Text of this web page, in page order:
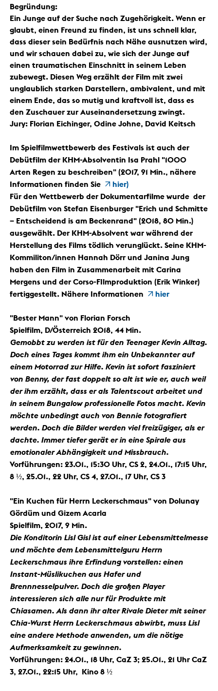
Begründung:
Ein Junge auf der Suche nach Zugehörigkeit. Wenn er
glaubt, einen Freund zu finden, ist uns schnell klar,
dass dieser sein Bedürfnis nach Nähe ausnutzen wird,
und wir schauen dabei zu, wie sich der Junge auf
einen traumatischen Einschnitt in seinem Leben
zubewegt. Diesen Weg erzählt der Film mit zwei
unglaublich starken Darstellern, ambivalent, und mit
einem Ende, das so mutig und kraftvoll ist, dass es
den Zuschauer zur Auseinandersetzung zwingt.
Jury: Florian Eichinger, Odine Johne, David Keitsch
Im Spielfilmwettbewerb des Festivals ist auch der
Debütfilm der KHM-Absolventin Isa Prahl "1000
Arten Regen zu beschreiben" (2017, 91 Min., nähere
Informationen finden Sie
hier)
Für den Wettbewerb der Dokumentarfilme wurde der
Debütfilm von Stefan Eisenburger "Erich und Schmitte
– Entscheidend is am Beckenrand" (2018, 80 Min.)
ausgewählt. Der KHM-Absolvent war während der
Herstellung des Films tödlich verunglückt. Seine KHM-
Kommiliton/innen Hannah Dörr und Janina Jung
haben den Film in Zusammenarbeit mit Carina
Mergens und der Corso-FIlmproduktion (Erik Winker)
fertiggestellt. Nähere Informationen
hier
"Bester Mann" von Florian Forsch
Spielfilm, D/Österreich 2018, 44 Min.
Gemobbt zu werden ist für den Teenager Kevin Alltag.
Doch eines Tages kommt ihm ein Unbekannter auf
einem Motorrad zur Hilfe. Kevin ist sofort fasziniert
von Benny, der fast doppelt so alt ist wie er, auch weil
der ihm erzählt, dass er als Talentscout arbeitet und
in seinem Bungalow professionelle Fotos macht. Kevin
möchte unbedingt auch von Bennie fotografiert
werden. Doch die Bilder werden viel freizügiger, als er
dachte. Immer tiefer gerät er in eine Spirale aus
emotionaler Abhängigkeit und Missbrauch.
Vorführungen: 23.01., 15:30 Uhr, CS 2, 24.01., 17:15 Uhr,
8 ½, 25.01., 22 Uhr, CS 4, 27.01., 17 Uhr, CS 3
"Ein Kuchen für Herrn Leckerschmaus" von Dolunay
Gördüm und Gizem Acarla
Spielfilm, 2017, 9 Min.
Die Konditorin Lisl Gisl ist auf einer Lebensmittelmesse
und möchte dem Lebensmittelguru Herrn
Leckerschmaus ihre Erﬁndung vorstellen: einen
Instant-Müslikuchen aus Hafer und
Brennnesselpulver. Doch die großen Player
interessieren sich alle nur für Produkte mit
Chiasamen. Als dann ihr alter Rivale Dieter mit seiner
Chia-Wurst Herrn Leckerschmaus abwirbt, muss Lisl
eine andere Methode anwenden, um die nötige
Aufmerksamkeit zu gewinnen.
Vorführungen: 24.01., 18 Uhr, CaZ 3; 25.01., 21 Uhr CaZ
3, 27.01., 22:15 Uhr, Kino 8 ½